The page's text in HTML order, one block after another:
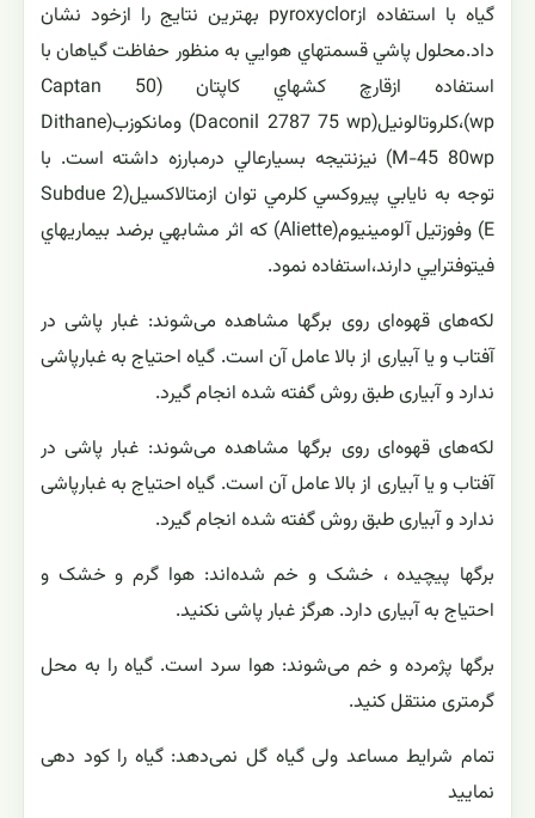
گياه با استفاده ازpyroxyclor بهترين نتايج را ازخود نشان
داد.محلول پاشي قسمتهاي هوايي به منظور حفاظت گياهان با
استفاده ازقارچ كشهاي كاپتان (Captan 50
wp)،كلروتالونيل(Daconil 2787 75 wp) ومانكوزب(Dithane
M-45 80wp) نيزنتيجه بسيارعالي درمبارزه داشته است. با
توجه به نايابي پيروكسي كلرمي توان ازمتالاكسيل(Subdue 2
E) وفوزتيل آلومينيوم(Aliette) كه اثر مشابهي برضد بيماريهاي
فيتوفترايي دارند،استفاده نمود.
لکه‌های قهوه‌ای روی برگها مشاهده می‌شوند: غبار پاشی در
آفتاب و یا آبیاری از بالا عامل آن است. گیاه احتیاج به غبارپاشی
ندارد و آبیاری طبق روش گفته شده انجام گیرد.
لکه‌های قهوه‌ای روی برگها مشاهده می‌شوند: غبار پاشی در
آفتاب و یا آبیاری از بالا عامل آن است. گیاه احتیاج به غبارپاشی
ندارد و آبیاری طبق روش گفته شده انجام گیرد.
برگها پیچیده ، خشک و خم شده‌اند: هوا گرم و خشک و
احتیاج به آبیاری دارد. هرگز غبار پاشی نکنید.
برگها پژمرده و خم می‌شوند: هوا سرد است. گیاه را به محل
گرمتری منتقل کنید.
تمام شرایط مساعد ولی گیاه گل نمی‌دهد: گیاه را کود دهی
نمایید